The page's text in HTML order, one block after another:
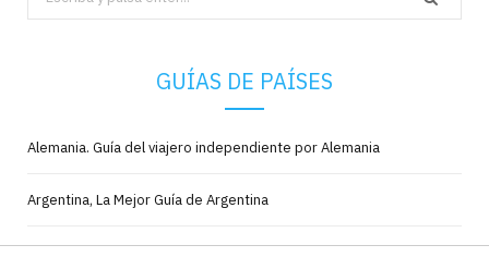
for:
GUÍAS DE PAÍSES
Alemania. Guía del viajero independiente por Alemania
Argentina, La Mejor Guía de Argentina
Australia. Guía del viajero independiente por Australia